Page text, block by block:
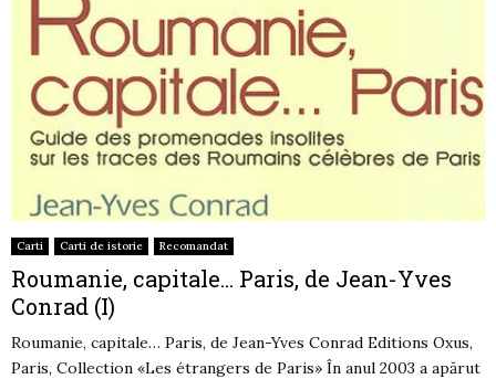
Carti Carti de istorie Recomandat
Roumanie, capitale… Paris, de Jean-Yves
Conrad (I)
Roumanie, capitale… Paris, de Jean-Yves Conrad Editions Oxus,
Paris, Collection «Les étrangers de Paris» În anul 2003 a apărut